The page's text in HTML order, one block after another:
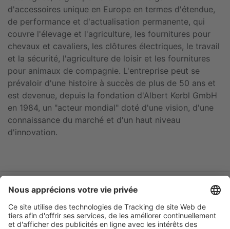
d'accessoires unique en Europe en termes d'étendue,
de performance et d'actualisation permanente, qui
couvre l'élevage et l'agriculture, les fournitures pour
chevaux et cavaliers, les clôtures électriques, le travail
et la sécurité, l'agriculture de loisir et les fournitures
pour animaux de compagnie. L'entreprise peut se
prévaloir d'une histoire à succès de plus de 50 ans et
est devenue, depuis la fondation d'Albert Kerbl GmbH
en 1984, un "acteur mondial" doté d'une vision, d'une
connaissance du marché et d'un haut niveau
d'innovation.
Catalogue online
Garantie